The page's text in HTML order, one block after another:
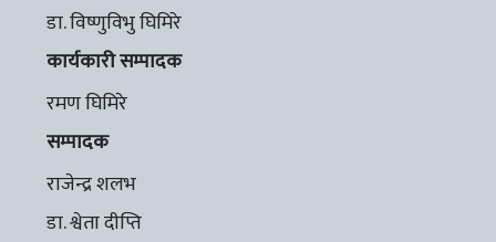
डा. विष्णुविभु घिमिरे
कार्यकारी सम्पादक
रमण घिमिरे
सम्पादक
राजेन्द्र शलभ
डा. श्वेता दीप्ति